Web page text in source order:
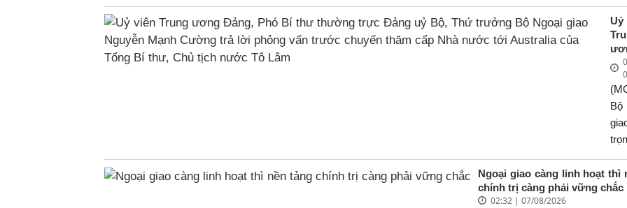
7/
tổ
ngày
uỷ
lời
Ngoại giao càng linh hoạt thì
chính trị càng phải vững chắc
02:32 | 07/08/2026